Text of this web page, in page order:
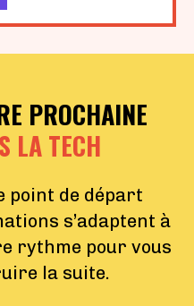
PROCHAINE
LA TECH
point de départ
s’adaptent à
rythme pour vous
la suite.